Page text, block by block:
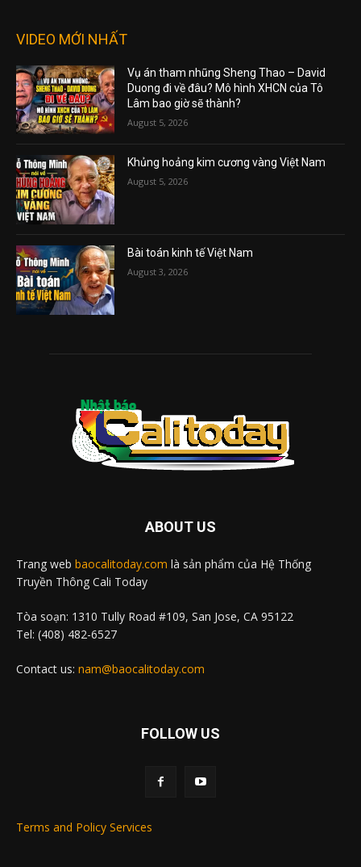
VIDEO MỚI NHẤT
Vụ án tham nhũng Sheng Thao – David
Duong đi về đâu? Mô hình XHCN của Tô
Lâm bao giờ sẽ thành?
August 5, 2026
Khủng hoảng kim cương vàng Việt Nam
August 5, 2026
Bài toán kinh tế Việt Nam
August 3, 2026
ABOUT US
Trang web baocalitoday.com là sản phẩm của Hệ Thống
Truyền Thông Cali Today
Tòa soạn: 1310 Tully Road #109, San Jose, CA 95122
Tel: (408) 482-6527
Contact us: nam@baocalitoday.com
FOLLOW US
Terms and Policy Services